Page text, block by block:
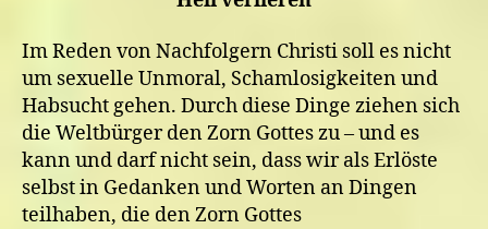
Im Reden von Nachfolgern Christi soll es nicht
um sexuelle Unmoral, Schamlosigkeiten und
Habsucht gehen. Durch diese Dinge ziehen sich
die Weltbürger den Zorn Gottes zu – und es
kann und darf nicht sein, dass wir als Erlöste
selbst in Gedanken und Worten an Dingen
teilhaben, die den Zorn Gottes